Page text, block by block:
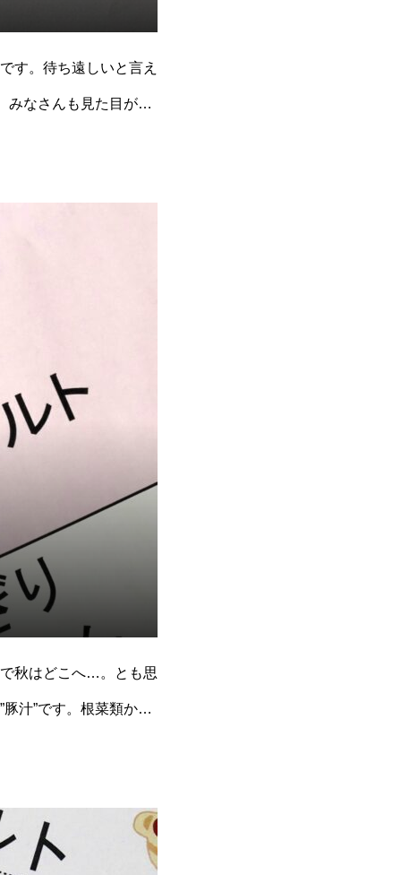
す。待ち遠しいと言え
みなさんも見た目がと
秋はどこへ…。とも思
汁”です。根菜類から